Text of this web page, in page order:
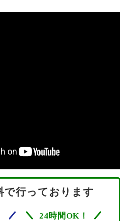
で行っております
24時間OK！